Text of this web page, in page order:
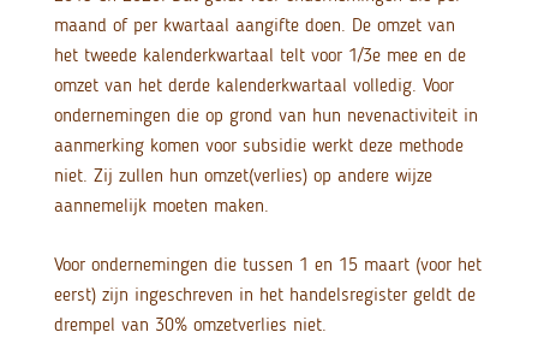
maand of per kwartaal aangifte doen. De omzet van
het tweede kalenderkwartaal telt voor 1/3e mee en de
omzet van het derde kalenderkwartaal volledig. Voor
ondernemingen die op grond van hun nevenactiviteit in
aanmerking komen voor subsidie werkt deze methode
niet. Zij zullen hun omzet(verlies) op andere wijze
aannemelijk moeten maken.
Voor ondernemingen die tussen 1 en 15 maart (voor het
eerst) zijn ingeschreven in het handelsregister geldt de
drempel van 30% omzetverlies niet.